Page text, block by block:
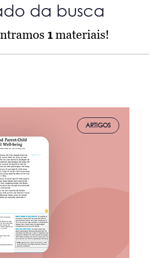
da busca
1materiais!
ARTIGOS